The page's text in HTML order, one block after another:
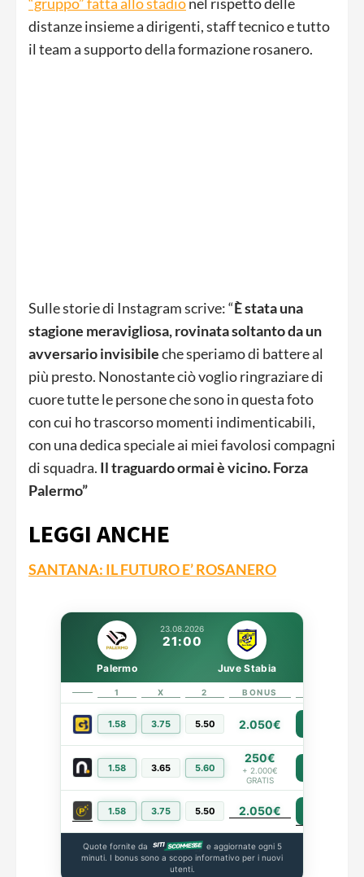
distanze insieme a dirigenti, staff tecnico e tutto
il team a supporto della formazione rosanero.
Sulle storie di Instagram scrive: “È stata una
stagione meravigliosa, rovinata soltanto da un
avversario invisibileche speriamo di battere al
più presto. Nonostante ciò voglio ringraziare di
cuore tutte le persone che sono in questa foto
con cui ho trascorso momenti indimenticabili,
con una dedica speciale ai miei favolosi compagni
di squadra. Il traguardo ormai è vicino. Forza
Palermo”
LEGGI ANCHE
SANTANA: IL FUTURO E’ ROSANERO
23.08.2026
21:00
Palermo Juve Stabia
1 X 2 BONUS
1.58 3.75 5.50 2.050€
1.58 3.65 5.60
250€
+ 2.000€
GRATIS
1.58 3.75 5.50 2.050€
Quote fornite da
e aggiornate ogni 5
minuti. I bonus sono a scopo informativo per i nuovi
utenti.